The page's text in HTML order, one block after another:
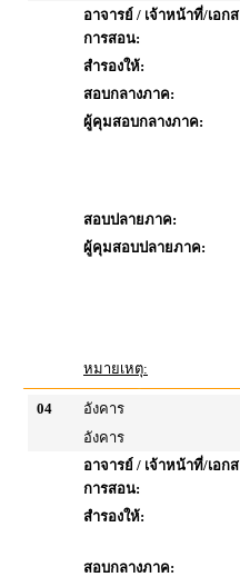
อาจารย์ / เจ้าหน้าที่/เอก
การสอน:
สำรองให้:
สอบกลางภาค:
ผู้คุมสอบกลางภาค:
สอบปลายภาค:
ผู้คุมสอบปลายภาค:
หมายเหตุ:
04
อังคาร
อังคาร
อาจารย์ / เจ้าหน้าที่/เอก
การสอน:
สำรองให้:
สอบกลางภาค: